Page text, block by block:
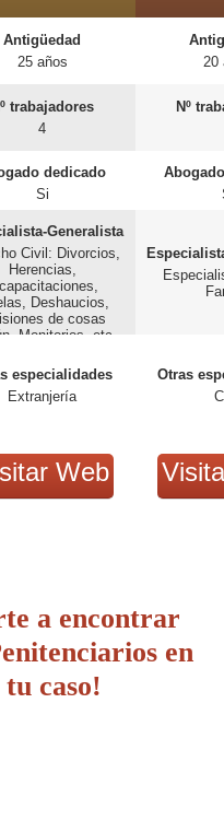
Antigüedad
25 años
trabajadores
4
dedicado
Si
Generalista
Civil: Divorcios,
Herencias,
Deshaucios,
de cosas
Monitorios, etc.
especialidades
Extranjería
Web
20
Nº
Otras
a encontrar
en
caso!